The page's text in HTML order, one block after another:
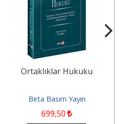
Ortaklıklar Hukuku
Beta Basım Yayın
699,50